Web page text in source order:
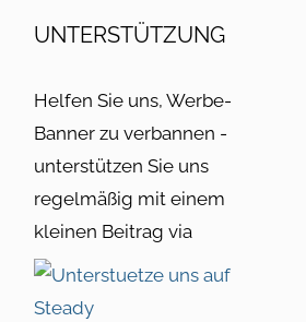
UNTERSTÜTZUNG
Helfen Sie uns, Werbe-
Banner zu verbannen -
unterstützen Sie uns
regelmäßig mit einem
kleinen Beitrag via